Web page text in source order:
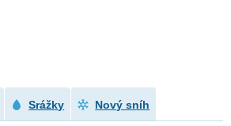
Srážky Nový sníh